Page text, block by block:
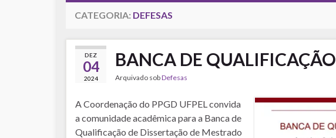
CATEGORIA: DEFESAS
DEZ
04
2024
BANCA DE QUALIFICAÇÃO
Arquivado sobDefesas
A Coordenação do PPGD UFPEL convida
a comunidade acadêmica para a Banca de
Qualificação de Dissertação de Mestrado